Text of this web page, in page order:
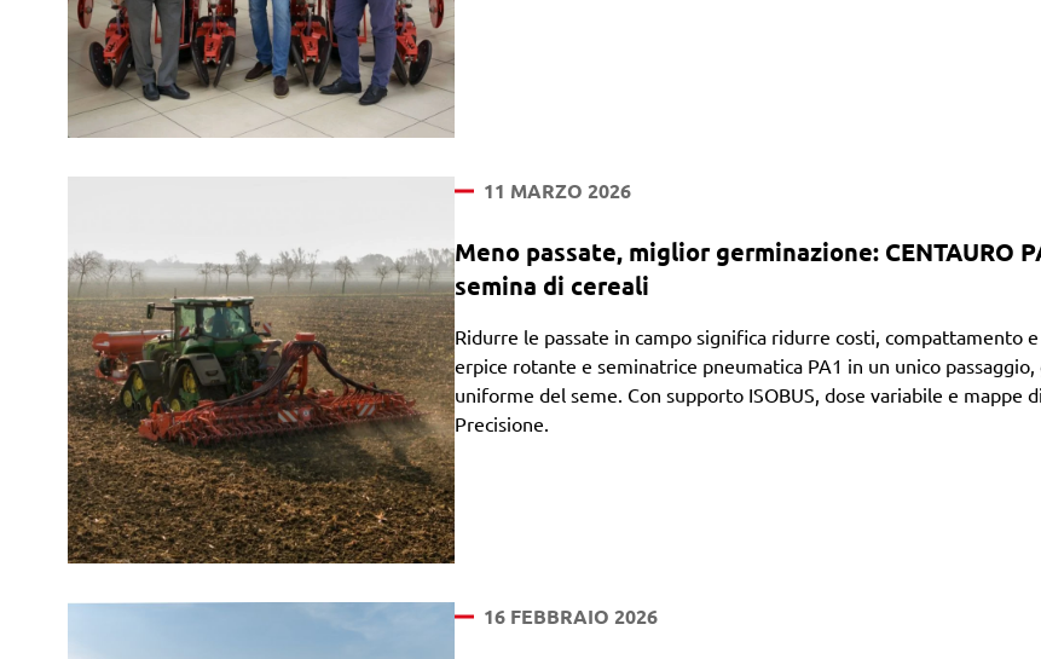
11 MARZO 2026
Meno passate, miglior germinazione: CENTAURO
semina di cereali
Ridurre le passate in campo significa ridurre costi, compattamento
erpice rotante e seminatrice pneumatica PA1 in un unico
uniforme del seme. Con supporto ISOBUS, dose variabile e
Precisione.
16 FEBBRAIO 2026